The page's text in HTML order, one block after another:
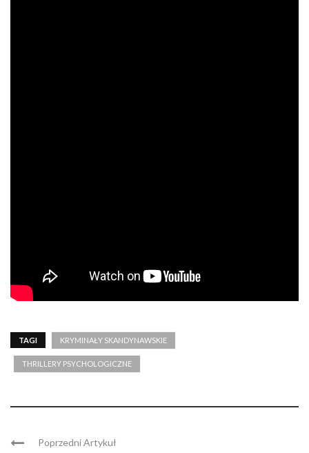
TAGI KRYMINAŁY SKANDYNAWSKIE
THRILLERY PSYCHOLOGICZNE
Poprzedni Artykuł